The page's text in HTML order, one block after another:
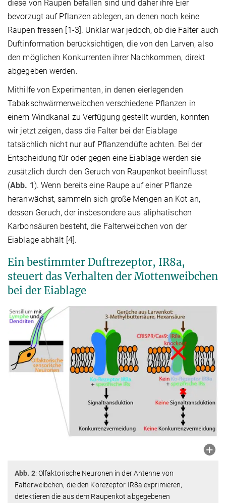
diese von Raupen befallen sind und daher ihre Eier
bevorzugt auf Pflanzen ablegen, an denen noch keine
Raupen fressen [1-3]. Unklar war jedoch, ob die Falter auch
Duftinformation berücksichtigen, die von den Larven, also
den möglichen Konkurrenten ihrer Nachkommen, direkt
abgegeben werden.
Mithilfe von Experimenten, in denen eierlegenden
Tabakschwärmerweibchen verschiedene Pflanzen in
einem Windkanal zu Verfügung gestellt wurden, konnten
wir jetzt zeigen, dass die Falter bei der Eiablage
tatsächlich nicht nur auf Pflanzendüfte achten. Bei der
Entscheidung für oder gegen eine Eiablage werden sie
zusätzlich durch den Geruch von Raupenkot beeinflusst
(Abb. 1). Wenn bereits eine Raupe auf einer Pflanze
heranwächst, sammeln sich große Mengen an Kot an,
dessen Geruch, der insbesondere aus aliphatischen
Karbonsäuren besteht, die Falterweibchen von der
Eiablage abhält [4].
Ein bestimmter Duftrezeptor, IR8a,
steuert das Verhalten der Mottenweibchen
bei der Eiablage
Abb. 2: Olfaktorische Neuronen in der Antenne von
Falterweibchen, die den Korezeptor IR8a exprimieren,
detektieren die aus dem Raupenkot abgegebenen